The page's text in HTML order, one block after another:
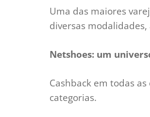
Uma das maiores
diversas
Netshoes: um
Cashback em todas
categorias.